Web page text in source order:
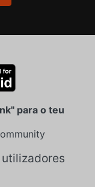
para o teu
utilizadores